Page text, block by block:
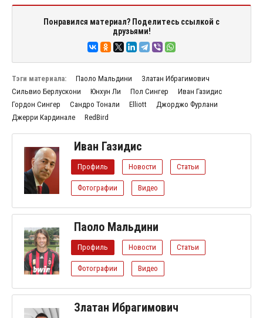
Понравился материал? Поделитесь ссылкой с
друзьями!
Тэги материала: Паоло Мальдини
Златан Ибрагимович
Сильвио Берлускони
Юнхун Ли Пол Сингер
Иван Газидис
Гордон Сингер
Сандро Тонали Elliott
Джорджо Фурлани
Джерри Кардинале
RedBird
Иван Газидис
Профиль Новости Статьи
Фотографии Видео
Паоло Мальдини
Профиль Новости Статьи
Фотографии Видео
Златан Ибрагимович